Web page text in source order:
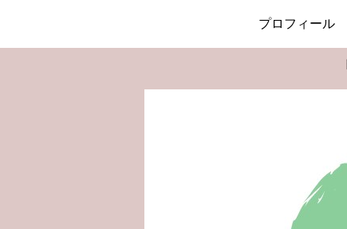
プロフィール